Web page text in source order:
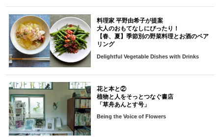
料理家 平野由希子が提案
大人のおもてなしにぴったり！
【春、夏】季節別の野菜料理とお酒のペア
リング
Delightful Vegetable Dishes with Drinks
花と本と②
植物と人をそっとつなぐ書店
「草舟あんとす号」
Being the Voice of Flowers